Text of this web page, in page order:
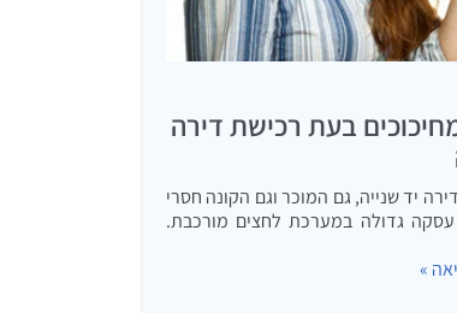
בעת רכישת דירה
יד שנייה, גם המוכר וגם הקונה חסרי
עסקה גדולה במערכת לחצים מורכבת.
»